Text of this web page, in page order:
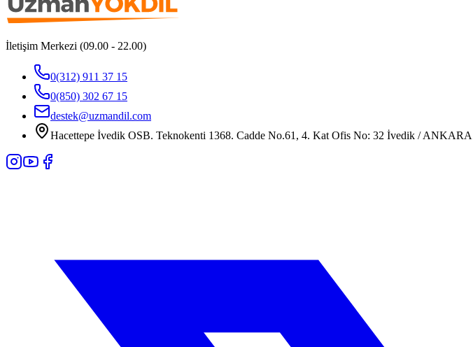
İletişim Merkezi (09.00 - 22.00)
0(312) 911 37 15
0(850) 302 67 15
destek@uzmandil.com
Hacettepe İvedik OSB. Teknokenti 1368. Cadde No.61, 4. Kat Ofis No: 32 İvedik / ANKARA